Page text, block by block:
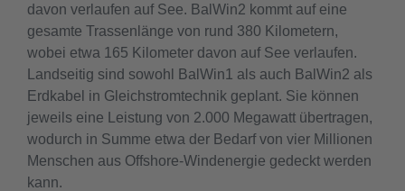
davon verlaufen auf See. BalWin2 kommt auf eine
gesamte Trassenlänge von rund 380 Kilometern,
wobei etwa 165 Kilometer davon auf See verlaufen.
Landseitig sind sowohl BalWin1 als auch BalWin2 als
Erdkabel in Gleichstromtechnik geplant. Sie können
jeweils eine Leistung von 2.000 Megawatt übertragen,
wodurch in Summe etwa der Bedarf von vier Millionen
Menschen aus Offshore-Windenergie gedeckt werden
kann.